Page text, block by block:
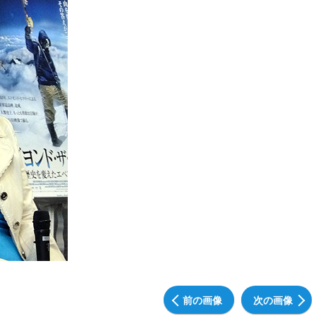
前の画像 次の画像